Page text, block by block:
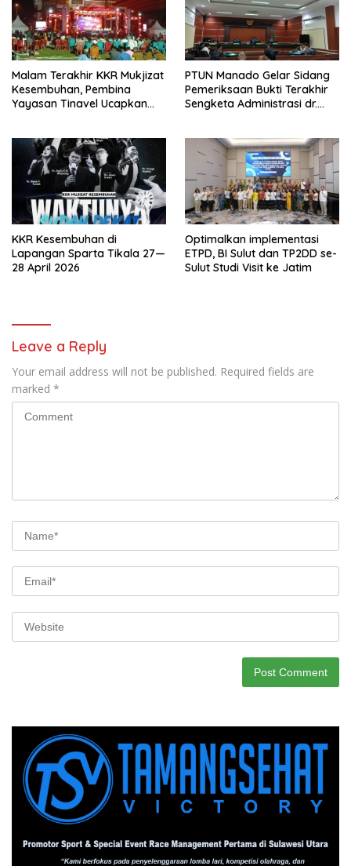
Malam Terakhir KKR Mukjizat
Kesembuhan, Pembina
Yayasan Tinavel Ucapkan
PTUN Manado Gelar Sidang
Pemeriksaan Bukti Terakhir
Sengketa Administrasi dr.
KKR Kesembuhan di
Lapangan Sparta Tikala 27—
28 April 2026
Optimalkan implementasi
ETPD, BI Sulut dan TP2DD se-
Sulut Studi Visit ke Jatim
Leave a Reply
Your email address will not be published. Required fields are
marked *